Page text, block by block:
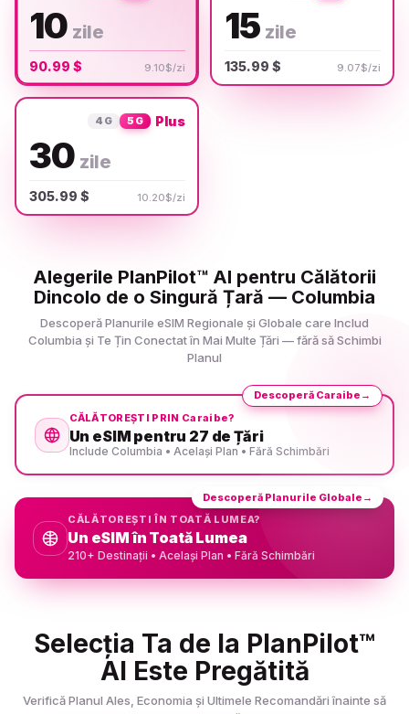
10 zile
90.99 $ 9.10$/zi
15 zile
135.99 $ 9.07$/zi
4G 5G Plus
30 zile
305.99 $ 10.20$/zi
Alegerile PlanPilot™ AI pentru Călătorii
Dincolo de o Singură Țară — Columbia
Descoperă Planurile eSIM Regionale și Globale care Includ
Columbia și Te Țin Conectat în Mai Multe Țări — fără să Schimbi
Planul
CĂLĂTOREȘTI PRIN Caraibe?
Un eSIM pentru 27 de Țări
Include Columbia • Același Plan • Fără Schimbări
Descoperă Caraibe →
CĂLĂTOREȘTI ÎN TOATĂ LUMEA?
Un eSIM în Toată Lumea
210+ Destinații • Același Plan • Fără Schimbări
Descoperă Planurile Globale →
Selecția Ta de la PlanPilot™
AI Este Pregătită
Verifică Planul Ales, Economia și Ultimele Recomandări înainte să